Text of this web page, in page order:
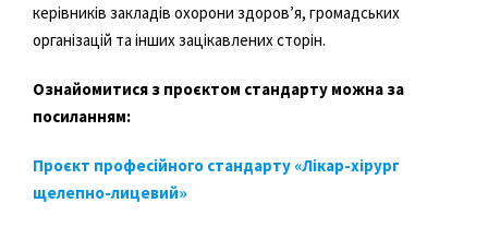
керівників закладів охорони здоров’я, громадських
організацій та інших зацікавлених сторін.
Ознайомитися з проєктом стандарту можна за
посиланням:
Проєкт професійного стандарту «Лікар-хірург
щелепно-лицевий»